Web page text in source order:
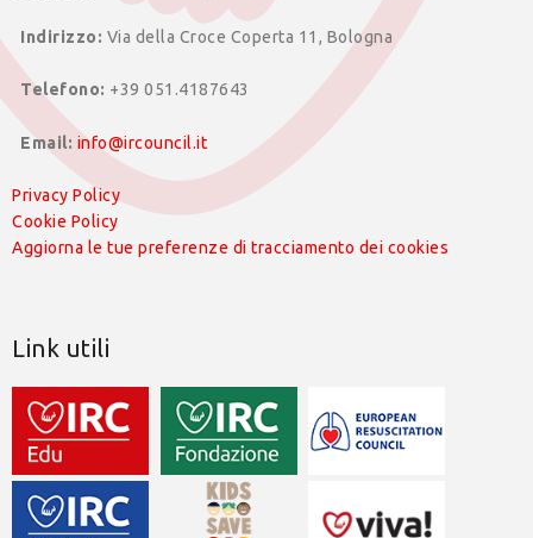
Indirizzo: Via della Croce Coperta 11, Bologna
Telefono: +39 051.4187643
Email: info@ircouncil.it
Privacy Policy
Cookie Policy
Aggiorna le tue preferenze di tracciamento dei cookies
Link utili